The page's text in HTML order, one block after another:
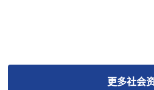
更多社会